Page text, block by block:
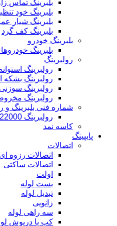
بلبرینگ تماس
بلبرینگ خود
بلبرینگ شیار
بلبرینگ کف گرد
بلبرینگ خودرو
بلبرینگ
رولبرینگ
رولبرینگ
رولبرینگ بشکه
رولبرینگ سوزنی
رولبرینگ
شماره فنی بلبرینگ و
رولبرینگ 22000
کاسه نمد
پایپینگ
اتصالات
اتصالات رزوه ای
اتصالات ساکتی
اولت
بست لوله
تبدیل لوله
زانویی
سه راهی لوله
کپ یا درپوش